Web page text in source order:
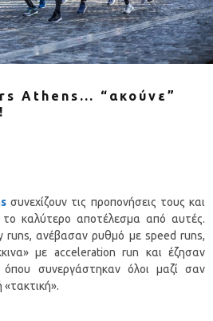
Athens… “ακούνε”
συνεχίζουν τις προπονήσεις τους και
καλύτερο αποτέλεσμα από αυτές.
runs, ανέβασαν ρυθμό με speed runs,
με acceleration run και έζησαν
όπου συνεργάστηκαν όλοι μαζί σαν